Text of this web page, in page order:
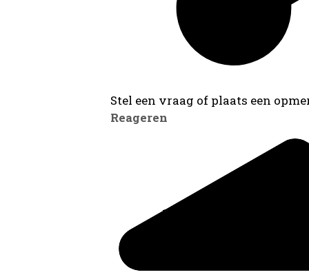
Stel een vraag of plaats een
Reageren